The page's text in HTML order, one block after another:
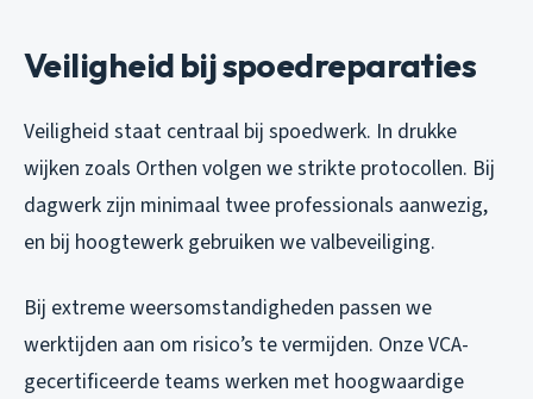
Veiligheid bij spoedreparaties
Veiligheid staat centraal bij spoedwerk. In drukke
wijken zoals Orthen volgen we strikte protocollen. Bij
dagwerk zijn minimaal twee professionals aanwezig,
en bij hoogtewerk gebruiken we valbeveiliging.
Bij extreme weersomstandigheden passen we
werktijden aan om risico’s te vermijden. Onze VCA-
gecertificeerde teams werken met hoogwaardige